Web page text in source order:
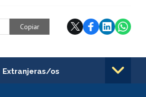
Copiar
Extranjeras/os